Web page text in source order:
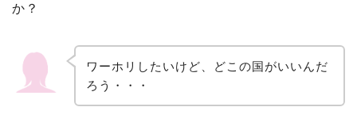
か？
ワーホリしたいけど、どこの国がいいんだ
ろう・・・